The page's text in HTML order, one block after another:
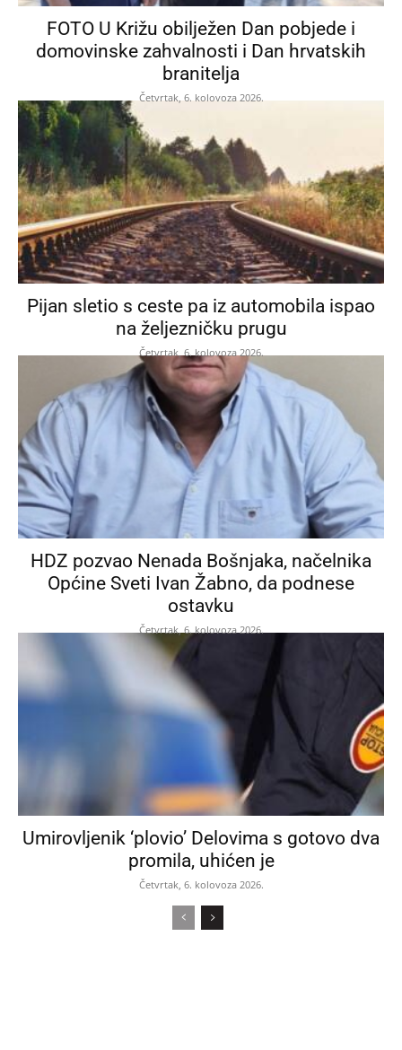
FOTO U Križu obilježen Dan pobjede i
domovinske zahvalnosti i Dan hrvatskih
branitelja
Četvrtak, 6. kolovoza 2026.
Pijan sletio s ceste pa iz automobila ispao
na željezničku prugu
Četvrtak, 6. kolovoza 2026.
HDZ pozvao Nenada Bošnjaka, načelnika
Općine Sveti Ivan Žabno, da podnese
ostavku
Četvrtak, 6. kolovoza 2026.
Umirovljenik ‘plovio’ Delovima s gotovo dva
promila, uhićen je
Četvrtak, 6. kolovoza 2026.